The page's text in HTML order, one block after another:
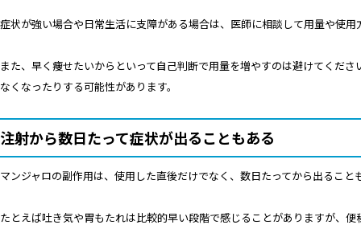
症状が強い場合や日常生活に支障がある場合は、医師に相談して用量や使
また、早く痩せたいからといって自己判断で用量を増やすのは避けてくだ
なくなったりする可能性があります。
注射から数日たって症状が出ることもある
マンジャロの副作用は、使用した直後だけでなく、数日たってから出ること
たとえば吐き気や胃もたれは比較的早い段階で感じることがありますが、